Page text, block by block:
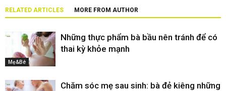
RELATED ARTICLES MORE FROM AUTHOR
Mẹ&Bé
Những thực phẩm bà bầu nên tránh để có
thai kỳ khỏe mạnh
Chăm sóc mẹ sau sinh: bà đẻ kiêng những